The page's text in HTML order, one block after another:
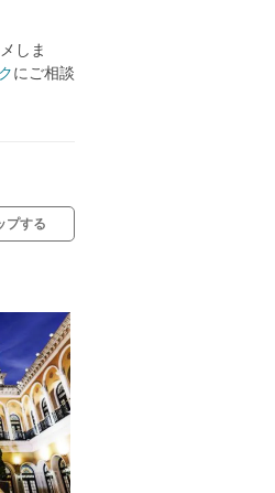
しま
にご相談
プする